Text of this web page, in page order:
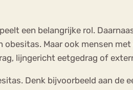
een belangrijke rol.
Maar ook mensen
lijngericht eetgedrag of
Denk bijvoorbeeld aan de